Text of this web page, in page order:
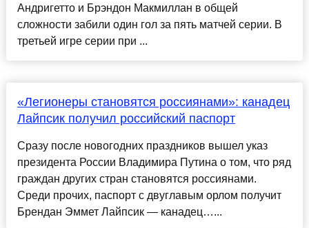
Андригетто и Брэндон Макмиллан в общей
сложности забили один гол за пять матчей серии. В
третьей игре серии при ...
«Легионеры становятся россиянами»: канадец
Лайпсик получил российский паспорт
Сразу после новогодних праздников вышел указ
президента России Владимира Путина о том, что ряд
граждан других стран становятся россиянами.
Среди прочих, паспорт с двуглавым орлом получит
Брендан Эммет Лайпсик — канадец…...